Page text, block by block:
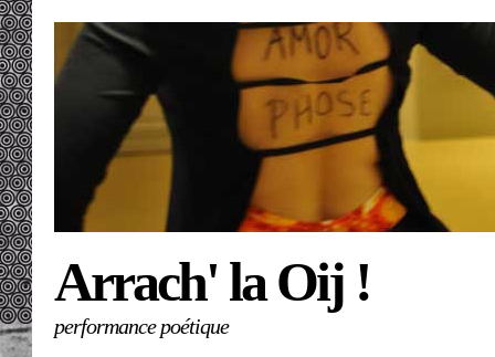
Arrach' la Oij !
performance poétique